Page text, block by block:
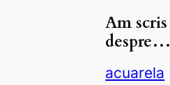
Am scris
despre…
acuarela